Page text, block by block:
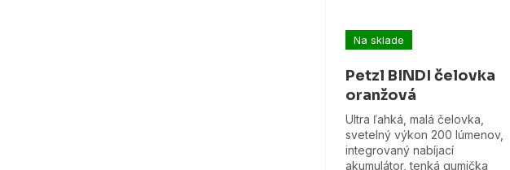
Na sklade
Petzl BINDI čelovka
oranžová
Ultra ľahká, malá čelovka,
svetelný výkon 200 lúmenov,
integrovaný nabíjací
akumulátor, tenká gumička